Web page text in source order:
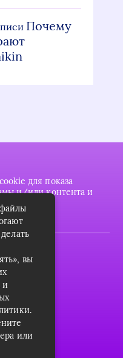
Почему
для показа
и/или контента и
вы
и
или